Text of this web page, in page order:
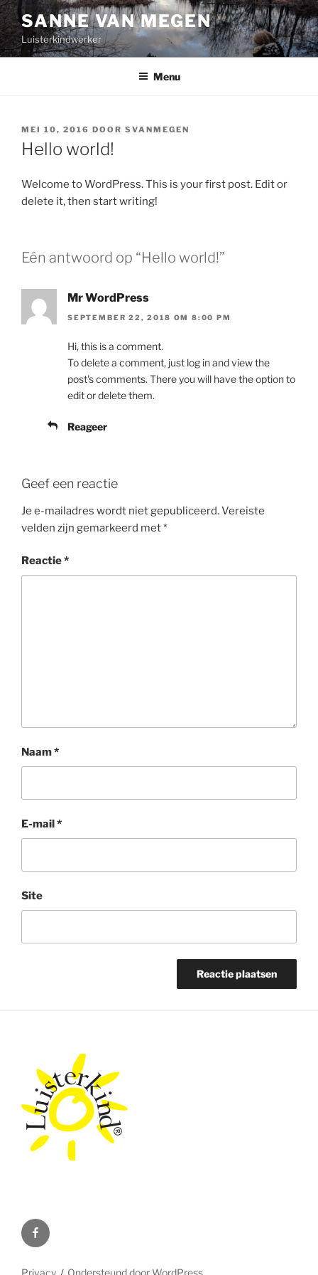
Ga
naar
de
inhoud
SANNE VAN MEGEN
Luisterkindwerker
Menu
GEPLAATST
OP
MEI 10, 2016 DOOR SVANMEGEN
Hello world!
Welcome to WordPress. This is your first post. Edit or
delete it, then start writing!
Eén antwoord op “Hello world!”
Mr WordPress
SEPTEMBER 22, 2018 OM 8:00 PM
Hi, this is a comment.
To delete a comment, just log in and view the
post's comments. There you will have the option to
edit or delete them.
Reageer
Geef een reactie
Je e-mailadres wordt niet gepubliceerd.Vereiste
velden zijn gemarkeerd met*
Reactie*
Naam*
E-mail*
Site
facebook